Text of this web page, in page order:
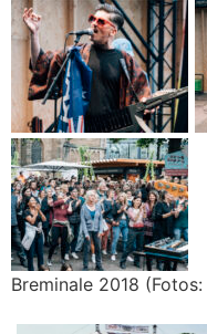
Breminale 2018 (Fotos: